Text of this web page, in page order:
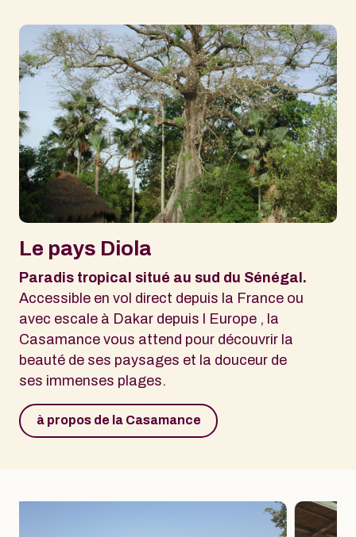
Le pays Diola
Paradis tropical situé au sud du Sénégal.
Accessible en vol direct depuis la France ou
avec escale à Dakar depuis l Europe , la
Casamance vous attend pour découvrir la
beauté de ses paysages et la douceur de
ses immenses plages.
à propos de la Casamance